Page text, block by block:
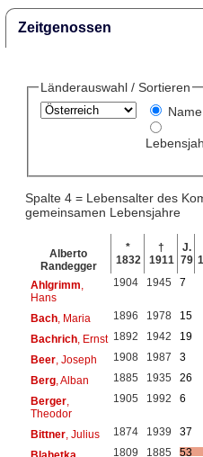
Zeitgenossen
Länderauswahl / Sortieren
Name
Spalte 4 = Lebensalter des
gemeinsamen Lebensjahre
Alberto
Randegger
*
1832
†
1911
J.
79
Ahlgrimm
Hans
1904 1945 7
Bach, Maria 1896 1978
15
Bachrich, Ernst 1892 1942
19
Beer, Joseph 1908 1987
3
Berg, Alban 1885 1935
26
Berger,
Theodor
1905 1992 6
Bittner, Julius 1874 1939
37
1809 1885 53